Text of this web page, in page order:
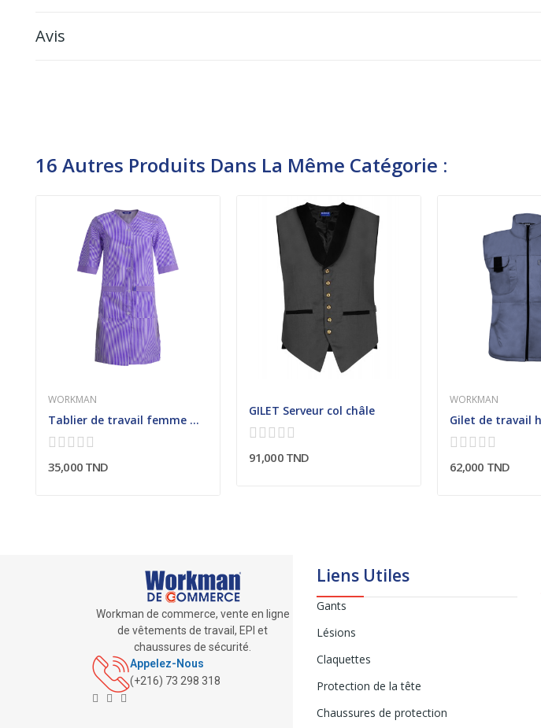
Avis
16 Autres Produits Dans La Même Catégorie :
WORKMAN
Tablier de travail femme manches courtes
35,000 TND
GILET Serveur col châle
91,000 TND
WORKMAN
62,000 TND
Workman de commerce, vente en ligne
de vêtements de travail, EPI et
chaussures de sécurité.
Appelez-Nous
(+216) 73 298 318
Liens Utiles
Gants
Lésions
Claquettes
Protection de la tête
Chaussures de protection